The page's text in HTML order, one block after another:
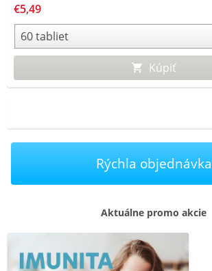
nervového systému a normálnu tvorbu
prispieva k normálnej funkcii imunitného
€5,49
Kúpiť
Rýchla objednávka
Aktuálne promo akcie